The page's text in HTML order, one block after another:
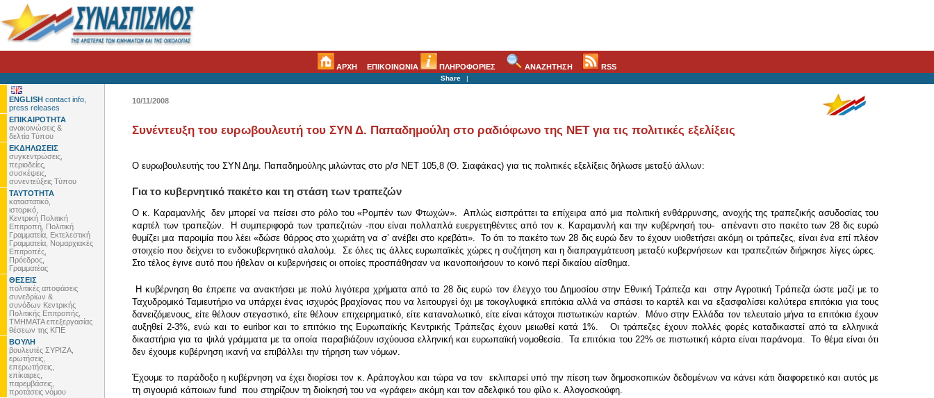
ΑΡΧΗ ΕΠΙΚΟΙΝΩΝΙΑ ΠΛΗΡΟΦΟΡΙΕΣ ΑΝΑΖΗΤΗΣΗ RSS
Share |
ENGLISH contact info,
press releases
ΕΠΙΚΑΙΡΟΤΗΤΑ
ανακοινώσεις &
δελτία Τύπου
ΕΚΔΗΛΩΣΕΙΣ
συγκεντρώσεις,
περιοδείες,
συσκέψεις,
συνεντεύξεις Τύπου
ΤΑΥΤΟΤΗΤΑ
καταστατικό,
ιστορικό,
Κεντρική Πολιτική
Επιτροπή, Πολιτική
Γραμματεία, Εκτελεστική
Γραμματεία, Νομαρχιακές
Επιτροπές,
Πρόεδρος,
Γραμματέας
ΘΕΣΕΙΣ
πολιτικές αποφάσεις
συνεδρίων &
συνόδων Κεντρικής
Πολιτικής Επιτροπής,
ΤΜΗΜΑΤΑ επεξεργασίας
θέσεων της ΚΠΕ
ΒΟΥΛΗ
βουλευτές ΣΥΡΙΖΑ,
ερωτήσεις,
επερωτήσεις,
επίκαιρες,
παρεμβάσεις,
προτάσεις νόμου
10/11/2008
Συνέντευξη του ευρωβουλευτή του ΣΥΝ Δ. Παπαδημούλη στο ραδιόφωνο της ΝΕΤ για τις πολιτικές εξελίξεις
Ο ευρωβουλευτής του ΣΥΝ Δημ. Παπαδημούλης μιλώντας στο ρ/σ ΝΕΤ 105,8 (Θ. Σιαφάκας) για τις πολιτικές εξελίξεις δήλωσε μεταξύ άλλων:
Για το κυβερνητικό πακέτο και τη στάση των τραπεζών
Ο κ. Καραμανλής δεν μπορεί να πείσει στο ρόλο του «Ρομπέν των Φτωχών». Απλώς εισπράττει τα επίχειρα από μια πολιτική ενθάρρυνσης, ανοχής της τραπεζικής ασυδοσίας του
καρτέλ των τραπεζών. Η συμπεριφορά των τραπεζιτών -που είναι πολλαπλά ευεργετηθέντες από τον κ. Καραμανλή και την κυβέρνησή του- απέναντι στο πακέτο των 28 δις ευρώ
θυμίζει μια παροιμία που λέει «δώσε θάρρος στο χωριάτη να σʼ ανέβει στο κρεβάτι». Το ότι το πακέτο των 28 δις ευρώ δεν το έχουν υιοθετήσει ακόμη οι τράπεζες, είναι ένα επί πλέον
στοιχείο που δείχνει το ενδοκυβερνητικό αλαλούμ. Σε όλες τις άλλες ευρωπαϊκές χώρες η συζήτηση και η διαπραγμάτευση μεταξύ κυβερνήσεων και τραπεζιτών διήρκησε λίγες ώρες.
Στο τέλος έγινε αυτό που ήθελαν οι κυβερνήσεις οι οποίες προσπάθησαν να ικανοποιήσουν το κοινό περί δικαίου αίσθημα.
Η κυβέρνηση θα έπρεπε να ανακτήσει με πολύ λιγότερα χρήματα από τα 28 δις ευρώ τον έλεγχο του Δημοσίου στην Εθνική Τράπεζα και στην Αγροτική Τράπεζα ώστε μαζί με το
Ταχυδρομικό Ταμιευτήριο να υπάρχει ένας ισχυρός βραχίονας που να λειτουργεί όχι με τοκογλυφικά επιτόκια αλλά να σπάσει το καρτέλ και να εξασφαλίσει καλύτερα επιτόκια για τους
δανειζόμενους, είτε θέλουν στεγαστικό, είτε θέλουν επιχειρηματικό, είτε καταναλωτικό, είτε είναι κάτοχοι πιστωτικών καρτών. Μόνο στην Ελλάδα τον τελευταίο μήνα τα επιτόκια έχουν
αυξηθεί 2-3%, ενώ και το euribor και το επιτόκιο της Ευρωπαϊκής Κεντρικής Τράπεζας έχουν μειωθεί κατά 1%. Οι τράπεζες έχουν πολλές φορές καταδικαστεί από τα ελληνικά
δικαστήρια για τα ψιλά γράμματα με τα οποία παραβιάζουν ισχύουσα ελληνική και ευρωπαϊκή νομοθεσία. Τα επιτόκια του 22% σε πιστωτική κάρτα είναι παράνομα. Το θέμα είναι ότι
δεν έχουμε κυβέρνηση ικανή να επιβάλλει την τήρηση των νόμων.
Έχουμε το παράδοξο η κυβέρνηση να έχει διορίσει τον κ. Αράπογλου και τώρα να τον εκλιπαρεί υπό την πίεση των δημοσκοπικών δεδομένων να κάνει κάτι διαφορετικό και αυτός με
τη σιγουριά κάποιων fund που στηρίζουν τη διοίκησή του να «γράφει» ακόμη και τον αδελφικό του φίλο κ. Αλογοσκούφη.